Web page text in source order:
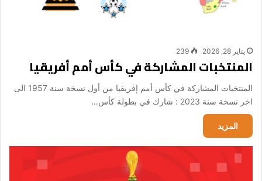
يناير 28, 2026 239
المنتخبات المشاركة في كأس أمم أفريقيا
المنتخبات المشاركة في كأس أمم إفريقيا من أول نسخة سنة 1957 الى
اخر نسخة سنة 2023 : شارك في بطولة كأس…
المزيد